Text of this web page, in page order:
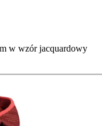
w wzór jacquardowy